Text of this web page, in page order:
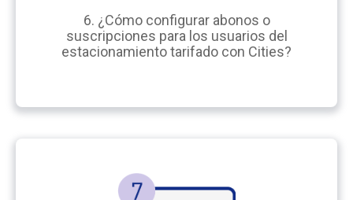
6. ¿Cómo configurar abonos o
suscripciones para los usuarios del
estacionamiento tarifado con Cities?